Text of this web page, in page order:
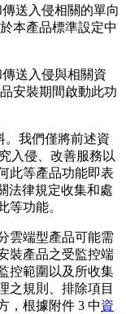
送入侵相關的單向
本產品標準設定中
送入侵與相關資
安裝期間啟動此功
。我們僅將前述資
入侵、改善服務以
此等產品功能即表
法律規定收集和處
等功能。
雲端型產品可能需
裝產品之受監控端
控範圍以及所收集
之規則、排除項目
，根據附件 3 中資